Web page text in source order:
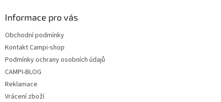
Informace pro vás
Obchodní podmínky
Kontakt Campi-shop
Podmínky ochrany osobních údajů
CAMPI-BLOG
Reklamace
Vrácení zboží